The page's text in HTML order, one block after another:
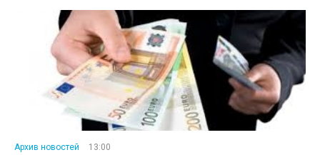
Архив новостей
13:00